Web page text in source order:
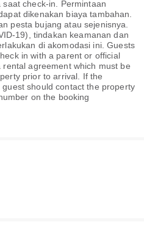
check-in. Permintaan
dikenakan biaya tambahan.
pesta bujang atau sejenisnya.
19), tindakan keamanan dan
di akomodasi ini. Guests
in with a parent or official
agreement which must be
prior to arrival. If the
should contact the property
on the booking